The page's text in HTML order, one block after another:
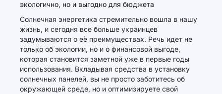
Солнечная энергетика стремительно вошла в нашу
жизнь, и сегодня все больше украинцев
задумываются о её преимуществах. Речь идет не
только об экологии, но и о финансовой выгоде,
которая становится заметной уже в первые годы
использования. Вкладывая средства в установку
солнечных панелей, вы не просто заботитесь об
окружающей среде, но и оптимизируете свой